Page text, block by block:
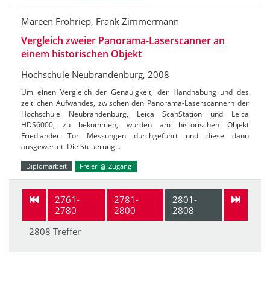
Mareen Frohriep, Frank Zimmermann
Vergleich zweier Panorama-Laserscanner an
einem historischen Objekt
Hochschule Neubrandenburg, 2008
Um einen Vergleich der Genauigkeit, der Handhabung und des
zeitlichen Aufwandes, zwischen den Panorama-Laserscannern der
Hochschule Neubrandenburg, Leica ScanStation und Leica
HDS6000, zu bekommen, wurden am historischen Objekt
Friedländer Tor Messungen durchgeführt und diese dann
ausgewertet. Die Steuerung…
Diplomarbeit Freier Zugang
2761-
2780
2781-
2800
2801-
2808
2808 Treffer